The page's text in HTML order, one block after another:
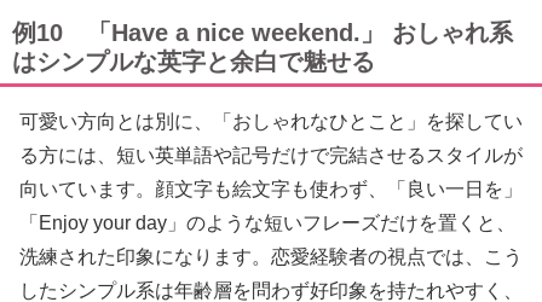
例10 「Have a nice weekend.」 おしゃれ系
はシンプルな英字と余白で魅せる
可愛い方向とは別に、「おしゃれなひとこと」を探してい
る方には、短い英単語や記号だけで完結させるスタイルが
向いています。顔文字も絵文字も使わず、「良い一日を」
「Enjoy your day」のような短いフレーズだけを置くと、
洗練された印象になります。恋愛経験者の視点では、こう
したシンプル系は年齢層を問わず好印象を持たれやすく、